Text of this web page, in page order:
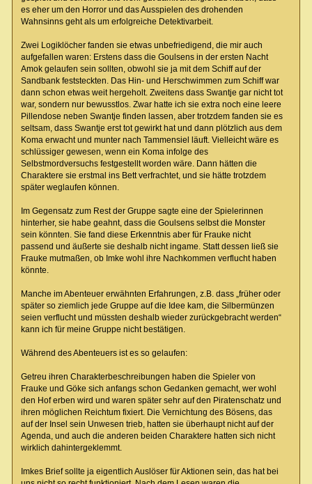
es eher um den Horror und das Ausspielen des drohenden
Wahnsinns geht als um erfolgreiche Detektivarbeit.
Zwei Logiklöcher fanden sie etwas unbefriedigend, die mir auch
aufgefallen waren: Erstens dass die Goulsens in der ersten Nacht
Amok gelaufen sein sollten, obwohl sie ja mit dem Schiff auf der
Sandbank feststeckten. Das Hin- und Herschwimmen zum Schiff war
dann schon etwas weit hergeholt. Zweitens dass Swantje gar nicht tot
war, sondern nur bewusstlos. Zwar hatte ich sie extra noch eine leere
Pillendose neben Swantje finden lassen, aber trotzdem fanden sie es
seltsam, dass Swantje erst tot gewirkt hat und dann plötzlich aus dem
Koma erwacht und munter nach Tammensiel läuft. Vielleicht wäre es
schlüssiger gewesen, wenn ein Koma infolge des
Selbstmordversuchs festgestellt worden wäre. Dann hätten die
Charaktere sie erstmal ins Bett verfrachtet, und sie hätte trotzdem
später weglaufen können.
Im Gegensatz zum Rest der Gruppe sagte eine der Spielerinnen
hinterher, sie habe geahnt, dass die Goulsens selbst die Monster
sein könnten. Sie fand diese Erkenntnis aber für Frauke nicht
passend und äußerte sie deshalb nicht ingame. Statt dessen ließ sie
Frauke mutmaßen, ob Imke wohl ihre Nachkommen verflucht haben
könnte.
Manche im Abenteuer erwähnten Erfahrungen, z.B. dass „früher oder
später so ziemlich jede Gruppe auf die Idee kam, die Silbermünzen
seien verflucht und müssten deshalb wieder zurückgebracht werden“
kann ich für meine Gruppe nicht bestätigen.
Während des Abenteuers ist es so gelaufen:
Getreu ihren Charakterbeschreibungen haben die Spieler von
Frauke und Göke sich anfangs schon Gedanken gemacht, wer wohl
den Hof erben wird und waren später sehr auf den Piratenschatz und
ihren möglichen Reichtum fixiert. Die Vernichtung des Bösens, das
auf der Insel sein Unwesen trieb, hatten sie überhaupt nicht auf der
Agenda, und auch die anderen beiden Charaktere hatten sich nicht
wirklich dahintergeklemmt.
Imkes Brief sollte ja eigentlich Auslöser für Aktionen sein, das hat bei